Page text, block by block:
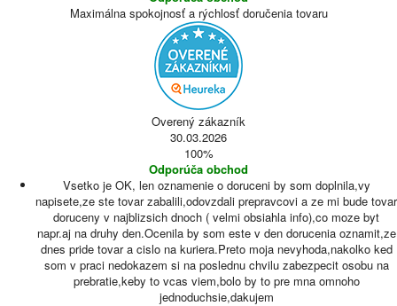
Maximálna spokojnosť a rýchlosť doručenia tovaru
Overený zákazník
30.03.2026
100%
Odporúča obchod
Vsetko je OK, len oznamenie o doruceni by som doplnila,vy
napisete,ze ste tovar zabalili,odovzdali prepravcovi a ze mi bude tovar
doruceny v najblizsich dnoch ( velmi obsiahla info),co moze byt
napr.aj na druhy den.Ocenila by som este v den dorucenia oznamit,ze
dnes pride tovar a cislo na kuriera.Preto moja nevyhoda,nakolko ked
som v praci nedokazem si na poslednu chvilu zabezpecit osobu na
prebratie,keby to vcas viem,bolo by to pre mna omnoho
jednoduchsie,dakujem